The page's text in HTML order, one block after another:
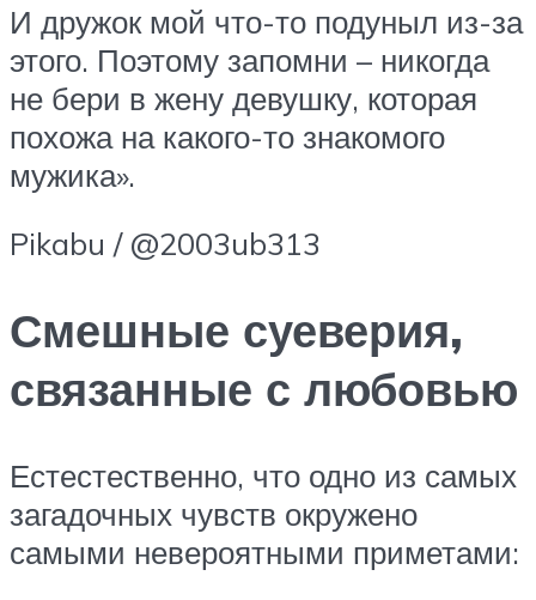
И дружок мой что-то подуныл из-за
этого. Поэтому запомни – никогда
не бери в жену девушку, которая
похожа на какого-то знакомого
мужика».
Pikabu / @2003ub313
Смешные суеверия,
связанные с любовью
Естестественно, что одно из самых
загадочных чувств окружено
самыми невероятными приметами: